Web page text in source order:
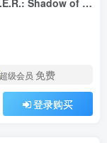
超级会员 免费
登录购买